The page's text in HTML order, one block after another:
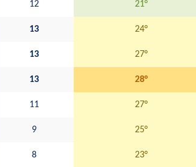
12 21°
13 24°
13 27°
13 28°
11 27°
9 25°
8 23°